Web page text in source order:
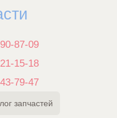
87-09
15-18
79-47
запчастей